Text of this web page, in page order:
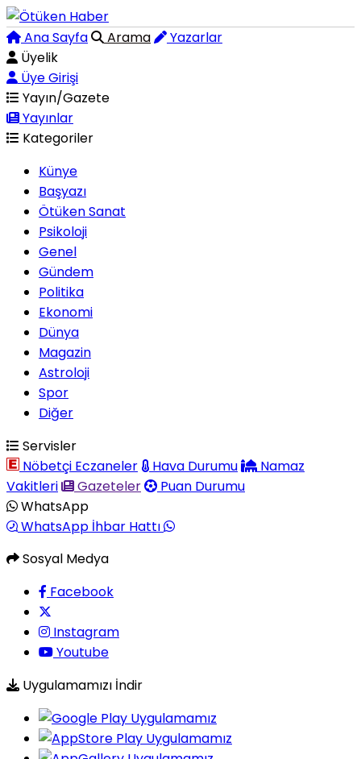
Ana Sayfa Arama
Yazarlar
Üyelik
Üye Girişi
Yayın/Gazete
Yayınlar
Kategoriler
Künye
Başyazı
Ötüken Sanat
Psikoloji
Genel
Gündem
Politika
Ekonomi
Dünya
Magazin
Astroloji
Spor
Diğer
Servisler
Nöbetçi Eczaneler
Hava Durumu
Namaz
Vakitleri
Gazeteler
Puan Durumu
WhatsApp
WhatsApp İhbar Hattı
Sosyal Medya
Facebook
Instagram
Youtube
Uygulamamızı İndir